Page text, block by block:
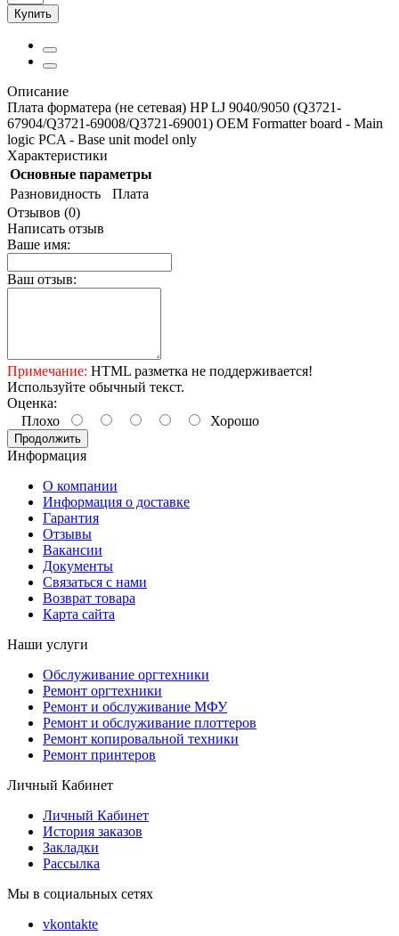
Купить
Описание
Плата форматера (не сетевая) HP LJ 9040/9050 (Q3721-
67904/Q3721-69008/Q3721-69001) OEM Formatter board - Main
logic PCA - Base unit model only
Характеристики
Основные параметры
Разновидность
Плата
Отзывов (0)
Написать отзыв
Ваше имя:
Ваш отзыв:
Примечание: HTML разметка не поддерживается!
Используйте обычный текст.
Оценка:
Плохо
Хорошо
Продолжить
Информация
О компании
Информация о доставке
Гарантия
Отзывы
Вакансии
Документы
Связаться с нами
Возврат товара
Карта сайта
Наши услуги
Обслуживание оргтехники
Ремонт оргтехники
Ремонт и обслуживание МФУ
Ремонт и обслуживание плоттеров
Ремонт копировальной техники
Ремонт принтеров
Личный Кабинет
Личный Кабинет
История заказов
Закладки
Рассылка
Мы в социальных сетях
vkontakte